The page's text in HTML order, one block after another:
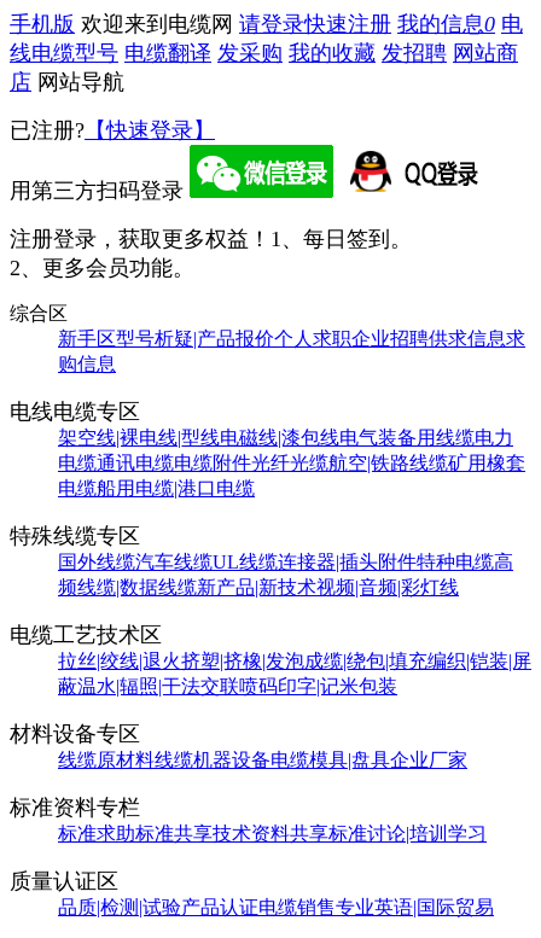
手机版 欢迎来到电缆网 请登录快速注册 我的信息0 电
线电缆型号 电缆翻译 发采购 我的收藏 发招聘 网站商
店 网站导航
已注册? 【快速登录】
用第三方扫码登录
注册登录，获取更多权益！ 1、每日签到。
2、更多会员功能。
综合区
新手区型号析疑|产品报价个人求职企业招聘供求信息求
购信息
电线电缆专区
架空线|裸电线|型线电磁线|漆包线电气装备用线缆电力
电缆通讯电缆电缆附件光纤光缆航空|铁路线缆矿用橡套
电缆船用电缆|港口电缆
特殊线缆专区
国外线缆汽车线缆UL线缆连接器|插头附件特种电缆高
频线缆|数据线缆新产品|新技术视频|音频|彩灯线
电缆工艺技术区
拉丝|绞线|退火挤塑|挤橡|发泡成缆|绕包|填充编织|铠装|屏
蔽温水|辐照|干法交联喷码印字|记米包装
材料设备专区
线缆原材料线缆机器设备电缆模具|盘具企业厂家
标准资料专栏
标准求助标准共享技术资料共享标准讨论|培训学习
质量认证区
品质|检测|试验产品认证电缆销售专业英语|国际贸易